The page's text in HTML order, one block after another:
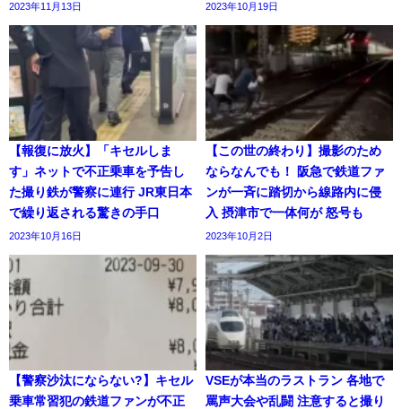
2023年11月13日 2023年10月19日
【報復に放火】「キセルしま
す」ネットで不正乗車を予告し
た撮り鉄が警察に連行 JR東日本
で繰り返される驚きの手口
2023年10月16日
【この世の終わり】撮影のため
ならなんでも！ 阪急で鉄道ファ
ンが一斉に踏切から線路内に侵
入 摂津市で一体何が 怒号も
2023年10月2日
【警察沙汰にならない?】キセル
乗車常習犯の鉄道ファンが不正
VSEが本当のラストラン 各地で
罵声大会や乱闘 注意すると撮り